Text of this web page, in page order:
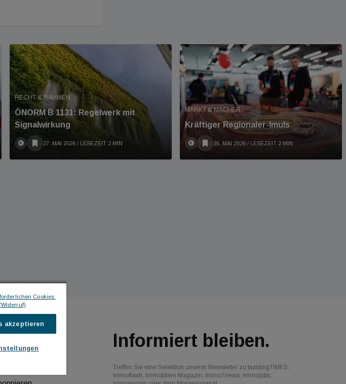
RECHT & RAHMEN
ÖNORM B 1131: Regelwerk mit
Signalwirkung
27. MAI 2026 / LESEZEIT 2 MIN
MARKT & MACHER
Kräftiger Regionaler-Imuls
26. MAI 2026 / LESEZEIT 2 MIN
Informiert bleiben.
Treffen Sie eine Selektion unserer Newsletter zu buildingTIMES,
immoflash, Immobilien Magazin, immo7news, immojobs,
Cookies
akzeptieren